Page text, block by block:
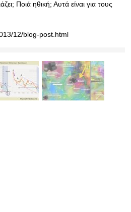
Ποιά ηθική; Αυτά είναι για τους
12/blog-post.html